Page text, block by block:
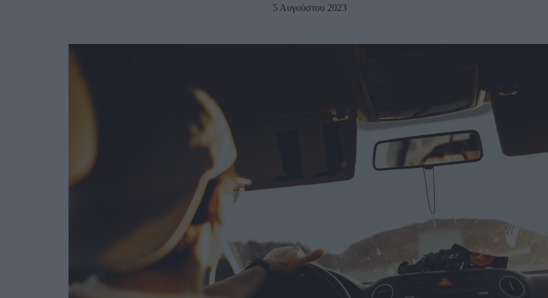
ΒΟΞ Χωρίς Ταμπέλες
Γάμος Market News
5 Αυγούστου 2023